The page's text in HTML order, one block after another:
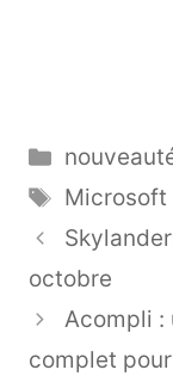
Étiquettes
Microsoft
octobre
Acompli :
complet